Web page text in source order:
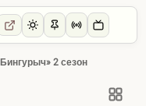
2 сезон